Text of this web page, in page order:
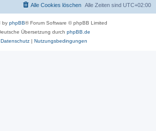
Alle Zeiten sind UTC+02:00
Alle Cookies löschen
by phpBB® Forum Software © phpBB Limited
Übersetzung durch phpBB.de
Datenschutz| Nutzungsbedingungen